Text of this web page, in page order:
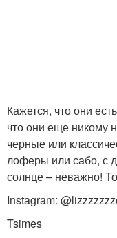
Кажется, что они
что они еще никому
черные или
лоферы или сабо, с
солнце – неважно!
Instagram:
Tsimes